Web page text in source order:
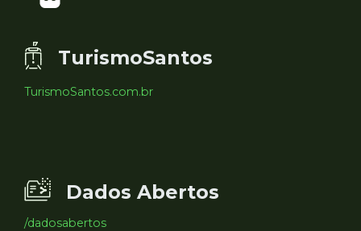
TurismoSantos
TurismoSantos.com.br
Dados Abertos
/dadosabertos